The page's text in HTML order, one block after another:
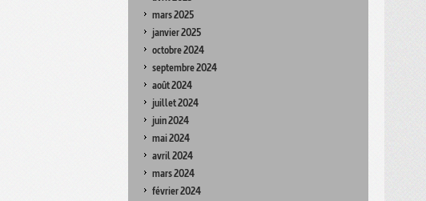
mars 2025
janvier 2025
octobre 2024
septembre 2024
août 2024
juillet 2024
juin 2024
mai 2024
avril 2024
mars 2024
février 2024